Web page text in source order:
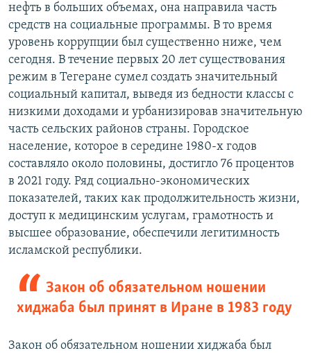
нефть в больших объемах, она направила часть
средств на социальные программы. В то время
уровень коррупции был существенно ниже, чем
сегодня. В течение первых 20 лет существования
режим в Тегеране сумел создать значительный
социальный капитал, выведя из бедности классы с
низкими доходами и урбанизировав значительную
часть сельских районов страны. Городское
население, которое в середине 1980-х годов
составляло около половины, достигло 76 процентов
в 2021 году. Ряд социально-экономических
показателей, таких как продолжительность жизни,
доступ к медицинским услугам, грамотность и
высшее образование, обеспечили легитимность
исламской республики.
Закон об обязательном ношении
хиджаба был принят в Иране в 1983 году
Закон об обязательном ношении хиджаба был